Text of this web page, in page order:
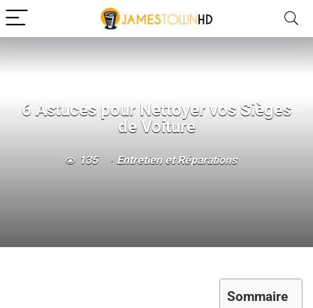
6 Astuces pour Nettoyer vos Sièges
de Voiture
135 Entretien et Réparations
Sommaire